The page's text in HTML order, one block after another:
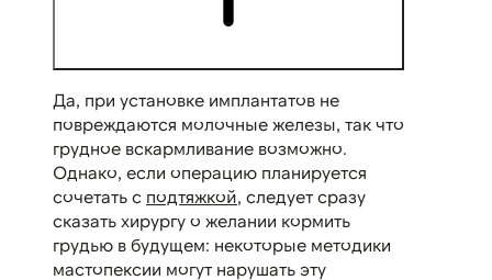
Да, при установке имплантатов не
повреждаются молочные железы, так что
грудное вскармливание возможно.
Однако, если операцию планируется
сочетать с подтяжкой, следует сразу
сказать хирургу о желании кормить
грудью в будущем: некоторые методики
мастопексии могут нарушать эту